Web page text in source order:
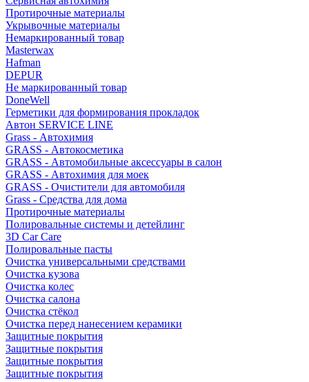
Протирочные материалы
Укрывочные материалы
Немаркированный товар
Masterwax
Hafman
DEPUR
Не маркированный товар
DoneWell
Герметики для формирования прокладок
Автон SERVICE LINE
Grass - Автохимия
GRASS - Автокосметика
GRASS - Автомобильные аксессуары в салон
GRASS - Автохимия для моек
GRASS - Очистители для автомобиля
Grass - Средства для дома
Протирочные материалы
Полировальные системы и детейлинг
3D Car Care
Полировальные пасты
Очистка универсальными средствами
Очистка кузова
Очистка колес
Очистка салона
Очистка стёкол
Очистка перед нанесением керамики
Защитные покрытия
Защитные покрытия
Защитные покрытия
Защитные покрытия